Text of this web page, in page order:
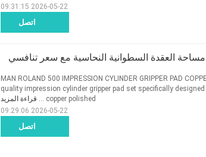
اتصل
2026-05-22 09:31:15
مساحة العقدة السطوانية النحاسية مع سعر تنافسي
اتصل
MAN ROLAND 500 IMPRESSION CYLINDER GRIPPER PAD
quality impression cylinder gripper pad set specifically
copper polished ...
قراءة المزيد
2026-05-22 09:29:06